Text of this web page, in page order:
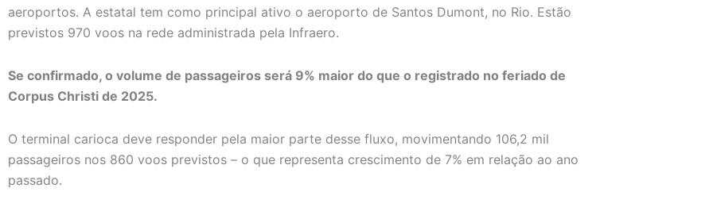
aeroportos. A estatal tem como principal ativo o aeroporto de Santos Dumont, no Rio. Estão
previstos 970 voos na rede administrada pela Infraero.
Se confirmado, o volume de passageiros será 9% maior do que o registrado no feriado de
Corpus Christi de 2025.
O terminal carioca deve responder pela maior parte desse fluxo, movimentando 106,2 mil
passageiros nos 860 voos previstos – o que representa crescimento de 7% em relação ao ano
passado.